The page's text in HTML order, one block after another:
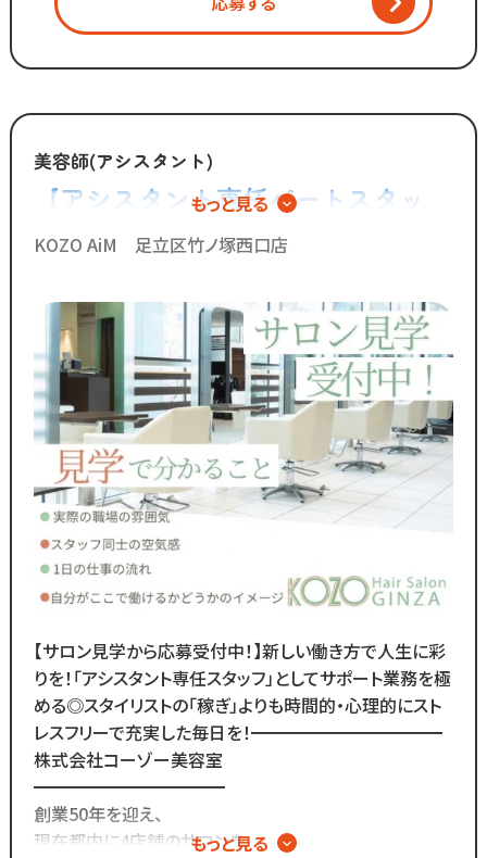
時代に合わないものは変えていく」
スタッフが長く勤められることを
制度を更新していきます！
◆グループの実績◆
￣￣￣￣￣￣￣￣￣￣￣￣￣
・スタッフ月間平均報酬
・月間来店人数2,000人以上（4店舗平均）
◆SNSで職場のリアルな雰囲気を
チェックできます！◆
￣￣￣￣￣￣￣￣￣￣￣￣￣
／
Instagram・TikTokで
当サロンの日常を配信中♪
＼
スタッフの技術紹介や職場の雰囲気、
撮影イベント・研修会の様子など、
リアルな職場環境をご覧いただけます☆
応募前に一度ご覧ください♪
Instagram ▷「@kozo.recruit」
Tiktok ▷「＠kozo_recruit」
で検索してください！
美容師(アシスタント)
【アシスタント専任パートスタッ
フ】技術に自信がなくても安心の環
もっと見る
KOZO AiM 足立区竹ノ塚西口店
【サロン見学から応募受付中！】新しい働き方で人生に彩
りを！「アシスタント専任スタッフ」としてサポート業務を極
める◎スタイリストの「稼ぎ」よりも時間的・心理的にスト
レスフリーで充実した毎日を！━━━━━━━━━━━
株式会社コーゾー美容室
━━━━━━━━━━━
創業50年を迎え、
現在都内に4店舗のサロンを
もっと見る